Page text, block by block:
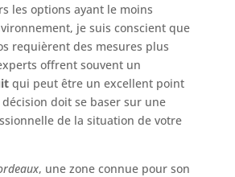
les options ayant le moins
je suis conscient que
requièrent des mesures plus
offrent souvent un
qui peut être un excellent point
doit se baser sur une
de la situation de votre
, une zone connue pour son